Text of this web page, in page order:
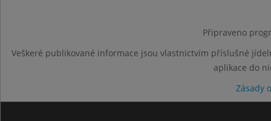
Připraveno
Veškeré publikované informace jsou vlastnictvím příslušné
aplikace do
Zásady